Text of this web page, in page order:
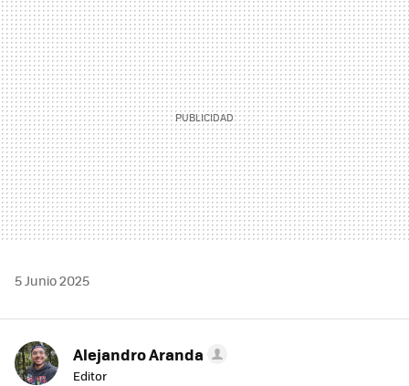
MAIL
5 Junio 2025
Alejandro Aranda
Editor